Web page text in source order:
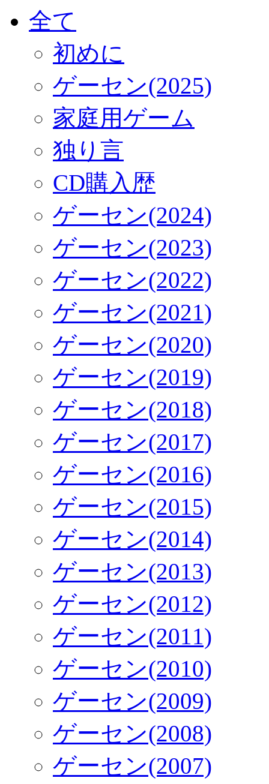
全て
初めに
ゲーセン(2025)
家庭用ゲーム
独り言
CD購入歴
ゲーセン(2024)
ゲーセン(2023)
ゲーセン(2022)
ゲーセン(2021)
ゲーセン(2020)
ゲーセン(2019)
ゲーセン(2018)
ゲーセン(2017)
ゲーセン(2016)
ゲーセン(2015)
ゲーセン(2014)
ゲーセン(2013)
ゲーセン(2012)
ゲーセン(2011)
ゲーセン(2010)
ゲーセン(2009)
ゲーセン(2008)
ゲーセン(2007)